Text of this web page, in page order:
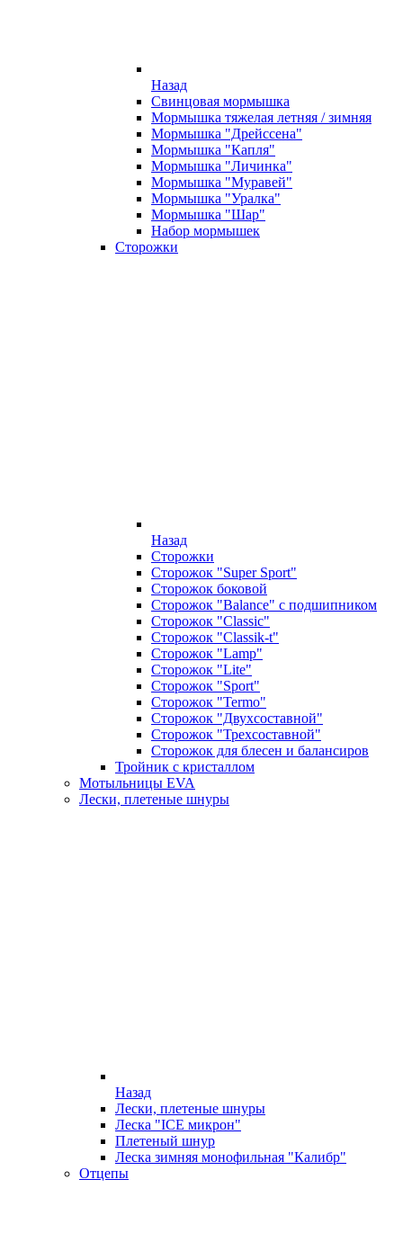
Назад
Свинцовая мормышка
Мормышка тяжелая летняя / зимняя
Мормышка "Дрейссена"
Мормышка "Капля"
Мормышка "Личинка"
Мормышка "Муравей"
Мормышка "Уралка"
Мормышка "Шар"
Набор мормышек
Сторожки
Назад
Сторожки
Сторожок "Super Sport"
Сторожок боковой
Сторожок "Balance" с подшипником
Сторожок "Classic"
Сторожок "Classik-t"
Сторожок "Lamp"
Сторожок "Lite"
Сторожок "Sport"
Сторожок "Termo"
Сторожок "Двухсоставной"
Сторожок "Трехсоставной"
Сторожок для блесен и балансиров
Тройник с кристаллом
Мотыльницы EVA
Лески, плетеные шнуры
Назад
Лески, плетеные шнуры
Леска "ICE микрон"
Плетеный шнур
Леска зимняя монофильная "Калибр"
Отцепы